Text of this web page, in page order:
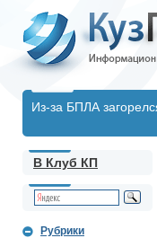
Из-за БПЛА
В Клуб КП
Рубрики